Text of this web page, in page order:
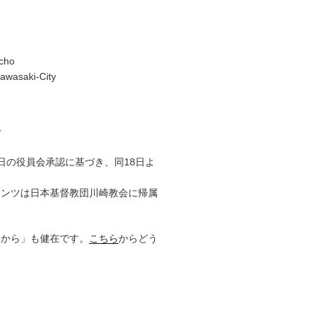
City
の役員会承認に基づき、同18日よ
ツは日本基督教団川崎教会に帰属
ら」も健在です。 こちらからどう